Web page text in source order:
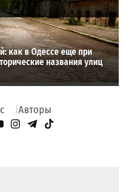
как в Одессе еще при
названия улиц
Авторы
Page
Instagram
Telegram
TikTok